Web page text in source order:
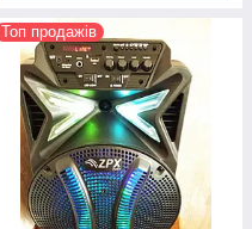
Топ продажів